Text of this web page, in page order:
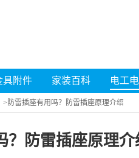
具附件 家装百科 电工
> 防雷插座有用吗？防雷插座原理介绍
？防雷插座原理介